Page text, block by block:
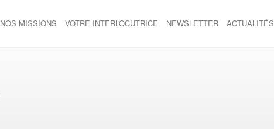
NOS MISSIONS VOTRE INTERLOCUTRICE NEWSLETTER ACTUALITÉS